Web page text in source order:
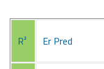
R² Er Pred